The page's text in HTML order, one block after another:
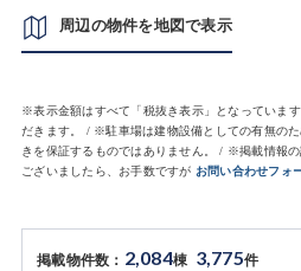
周辺の物件を地図で表示
※表示金額はすべて「税抜き表示」となっていま
だきます。 / ※駐車場は建物設備としての有無の
きを保証するものではありません。 / ※掲載情報
ございましたら、お手数ですが お問い合わせフォ
掲載物件数： 2,084棟 3,775件